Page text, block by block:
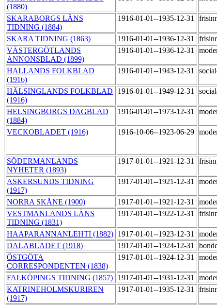
(1880)
SKARABORGS LÄNS
TIDNING (1884)
1916-01-01--1935-12-31
SKARA TIDNING (1863) 1916-01-01--1936-12-31
VÄSTERGÖTLANDS
ANNONSBLAD (1899)
1916-01-01--1936-12-31
HALLANDS FOLKBLAD
(1916)
1916-01-01--1943-12-31
HÄLSINGLANDS FOLKBLAD
(1916)
1916-01-01--1949-12-31
HELSINGBORGS DAGBLAD
(1884)
1916-01-01--1973-12-31
VECKOBLADET (1916) 1916-10-06--1923-06-29
SÖDERMANLANDS
NYHETER (1893)
1917-01-01--1921-12-31
ASKERSUNDS TIDNING
(1917)
1917-01-01--1921-12-31
NORRA SKÅNE (1900) 1917-01-01--1921-12-31
VESTMANLANDS LÄNS
TIDNING (1831)
1917-01-01--1922-12-31
HAAPARANNANLEHTI (1882) 1917-01-01--1923-12-31
DALABLADET (1918)
1917-01-01--1924-12-31
ÖSTGÖTA
CORRESPONDENTEN (1838)
1917-01-01--1924-12-31
FALKÖPINGS TIDNING (1857) 1917-01-01--1931-12-31
KATRINEHOLMSKURIREN
(1917)
1917-01-01--1935-12-31